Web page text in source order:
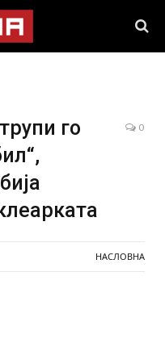
го
0
НАСЛОВНА